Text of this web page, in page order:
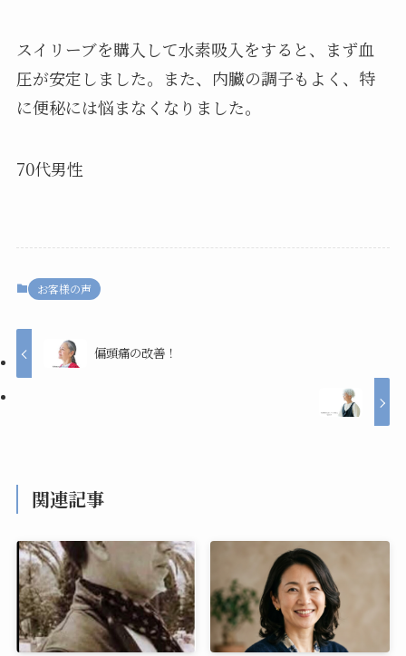
スイリーブを購入して水素吸入をすると、まず血
圧が安定しました。また、内臓の調子もよく、特
に便秘には悩まなくなりました。
70代男性
お客様の声
偏頭痛の改善！
関連記事